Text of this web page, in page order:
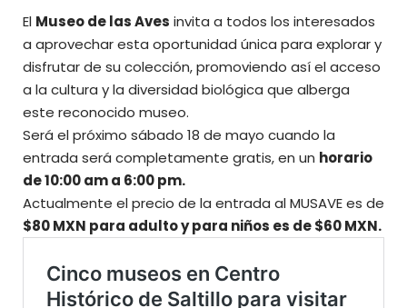
El Museo de las Aves invita a todos los interesados
a aprovechar esta oportunidad única para explorar y
disfrutar de su colección, promoviendo así el acceso
a la cultura y la diversidad biológica que alberga
este reconocido museo.
Será el próximo sábado 18 de mayo cuando la
entrada será completamente gratis, en un horario
de 10:00 am a 6:00 pm.
Actualmente el precio de la entrada al MUSAVE es de
$80 MXN para adulto y para niños es de $60 MXN.